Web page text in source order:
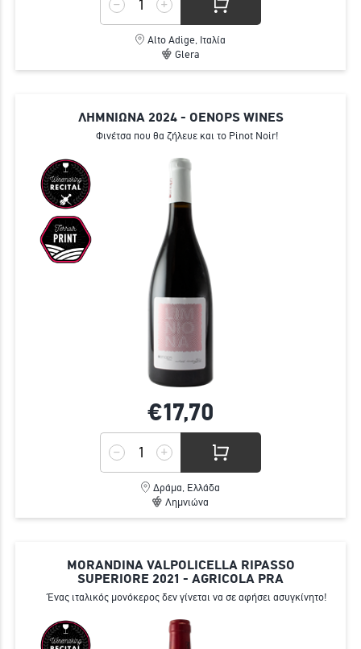
Alto Adige, Ιταλία
Glera
ΛΗΜΝΙΩΝΑ 2024 - OENOPS WINES
Φινέτσα που θα ζήλευε και το Pinot Noir!
€17,70
Δράμα, Ελλάδα
Λημνιώνα
MORANDINA VALPOLICELLA RIPASSO
SUPERIORE 2021 - AGRICOLA PRA
Ένας ιταλικός μονόκερος δεν γίνεται να σε αφήσει ασυγκίνητο!